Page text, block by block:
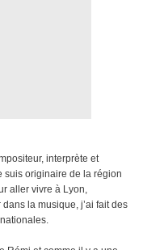
interprète et
suis originaire de la région
aller vivre à Lyon,
la musique, j’ai fait des